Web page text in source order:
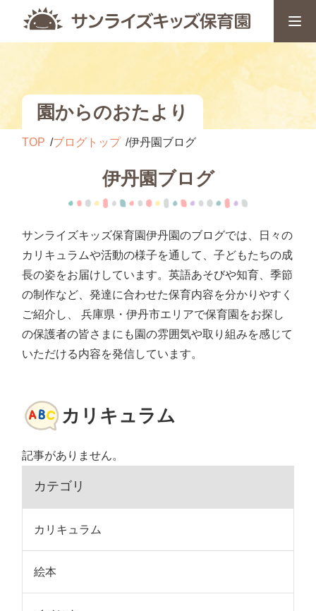
園からのおたより
TOP ブログトップ 伊丹園ブログ
伊丹園ブログ
サンライズキッズ保育園伊丹園のブログでは、日々の
カリキュラムや活動の様子を通して、子どもたちの成
長の姿をお届けしています。英語あそびや知育、季節
の制作など、発達に合わせた保育内容を分かりやすく
ご紹介し、 兵庫県・伊丹市エリアで保育園をお探し
の保護者の皆さまにも園の雰囲気や取り組みを感じて
いただける内容を発信しています。
カリキュラム
記事がありません。
カテゴリ
カリキュラム
絵本